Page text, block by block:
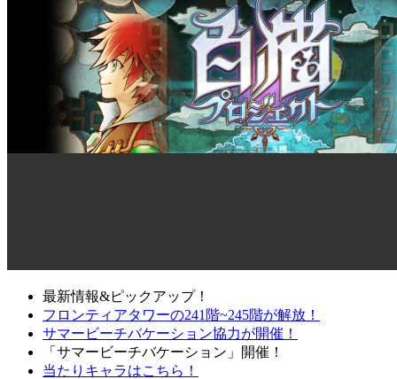
最新情報&ピックアップ！
フロンティアタワーの241階~245階が解放！
サマービーチバケーション協力が開催！
「サマービーチバケーション」開催！
当たりキャラはこちら！